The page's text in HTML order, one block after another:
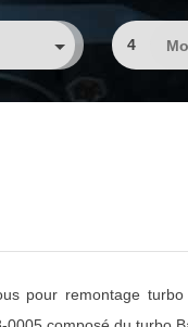
4
pour remontage turbo